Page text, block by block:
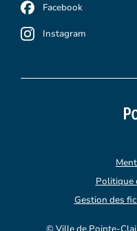
Facebook
Instagram
Politique
Gestion des